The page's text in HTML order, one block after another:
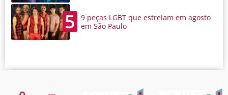
5
9 peças LGBT que estreiam em agosto
em São Paulo